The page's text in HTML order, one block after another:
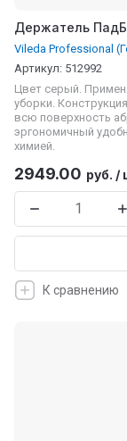
Держатель
Vileda Professional
Артикул: 512992
Цвет серый.
уборки.
всю поверхность
эргономичный
химией.
2949.00 руб. /
К сравнению